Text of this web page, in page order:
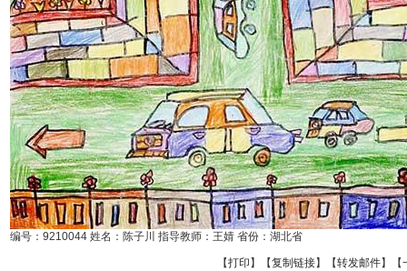
编号：9210044 姓名：陈子川 指导教师：王婧 省份：湖北省
【打印 】【复制链接】【转发邮件】